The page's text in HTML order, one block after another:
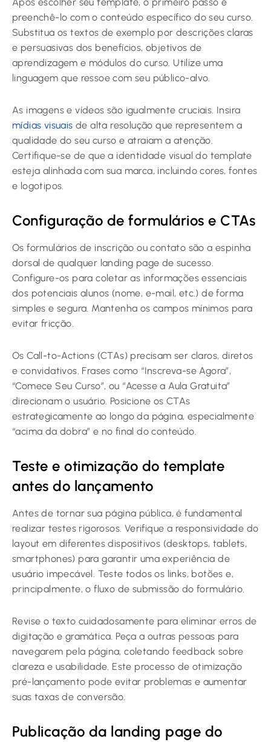
Após escolher seu template, o primeiro passo é
preenchê-lo com o conteúdo específico do seu curso.
Substitua os textos de exemplo por descrições claras
e persuasivas dos benefícios, objetivos de
aprendizagem e módulos do curso. Utilize uma
linguagem que ressoe com seu público-alvo.
As imagens e vídeos são igualmente cruciais. Insira
mídias visuais de alta resolução que representem a
qualidade do seu curso e atraiam a atenção.
Certifique-se de que a identidade visual do template
esteja alinhada com sua marca, incluindo cores, fontes
e logotipos.
Configuração de formulários e CTAs
Os formulários de inscrição ou contato são a espinha
dorsal de qualquer landing page de sucesso.
Configure-os para coletar as informações essenciais
dos potenciais alunos (nome, e-mail, etc.) de forma
simples e segura. Mantenha os campos mínimos para
evitar fricção.
Os Call-to-Actions (CTAs) precisam ser claros, diretos
e convidativos. Frases como “Inscreva-se Agora”,
“Comece Seu Curso”, ou “Acesse a Aula Gratuita”
direcionam o usuário. Posicione os CTAs
estrategicamente ao longo da página, especialmente
“acima da dobra” e no final do conteúdo.
Teste e otimização do template
antes do lançamento
Antes de tornar sua página pública, é fundamental
realizar testes rigorosos. Verifique a responsividade do
layout em diferentes dispositivos (desktops, tablets,
smartphones) para garantir uma experiência de
usuário impecável. Teste todos os links, botões e,
principalmente, o fluxo de submissão do formulário.
Revise o texto cuidadosamente para eliminar erros de
digitação e gramática. Peça a outras pessoas para
navegarem pela página, coletando feedback sobre
clareza e usabilidade. Este processo de otimização
pré-lançamento pode evitar problemas e aumentar
suas taxas de conversão.
Publicação da landing page do